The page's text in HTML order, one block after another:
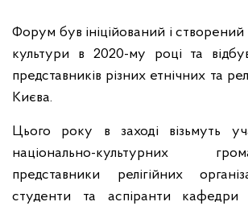
Форум був ініційований і
культури в 2020-му році та
представників різних етнічних та
Києва.
Цього року в заході візьмуть
національно-культурних
представники релігійних
студенти та аспіранти кафедри